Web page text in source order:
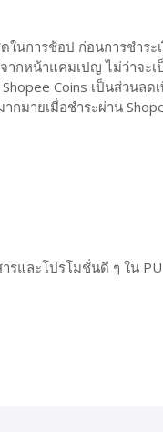
นการช้อป ก่อนการชำระ
กหน้าแคมเปญ ไม่ว่าจะ
Coins เป็นส่วนลด
มายเมื่อชำระผ่าน
และโปรโมชั่นดี ๆ ใน